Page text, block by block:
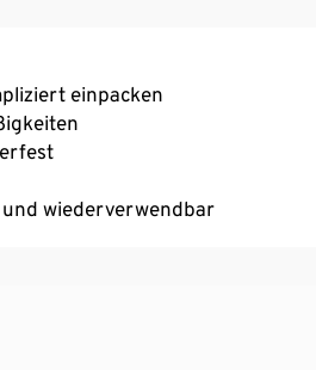
einpacken
wiederverwendbar